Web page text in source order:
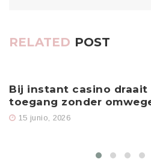
RELATED POST
Bij instant casino draait
toegang zonder
15 junio, 2026